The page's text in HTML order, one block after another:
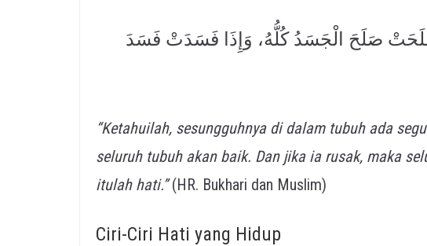
صَلَحَ الْجَسَدُ كُلُّهُ، وَإِذَا فَسَدَتْ فَسَدَ
“Ketahuilah, sesungguhnya di dalam tubuh ada
seluruh tubuh akan baik. Dan jika ia rusak, maka
itulah hati.”(HR. Bukhari dan Muslim)
Ciri-Ciri Hati yang Hidup